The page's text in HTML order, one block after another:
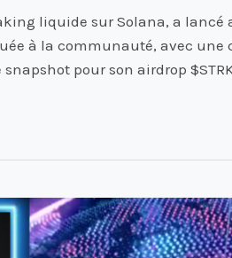
liquide sur Solana, a
à la communauté, avec
pour son airdrop